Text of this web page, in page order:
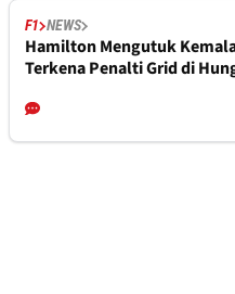
F1 NEWS
Hamilton Mengutuk
Terkena Penalti Grid di